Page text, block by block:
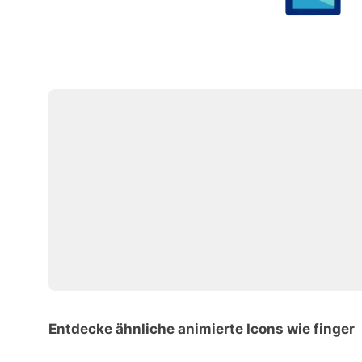
Entdecke ähnliche animierte Icons wie finger